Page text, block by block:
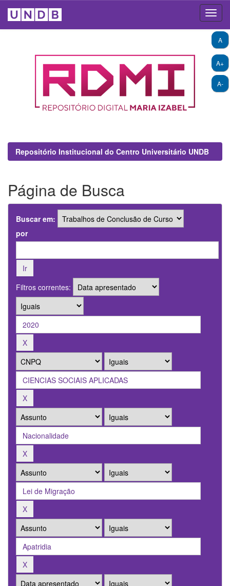
A+
A-
A
Repositório Institucional do Centro Universitário UNDB
Página de Busca
Buscar em:
por
Filtros correntes: